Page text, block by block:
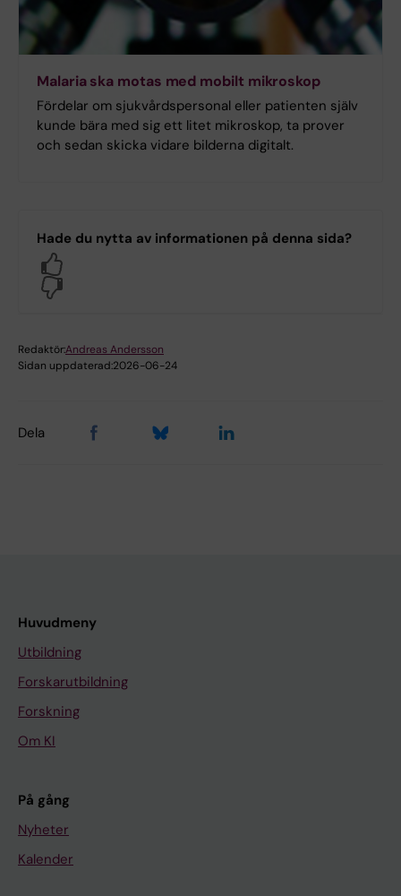
Malaria ska motas med mobilt mikroskop
Fördelar om sjukvårdspersonal eller patienten själv
kunde bära med sig ett litet mikroskop, ta prover
och sedan skicka vidare bilderna digitalt.
Hade du nytta av informationen på denna sida?
Redaktör:Andreas Andersson
Sidan uppdaterad:2026-06-24
Dela
Huvudmeny
Utbildning
Forskarutbildning
Forskning
Om KI
På gång
Nyheter
Kalender